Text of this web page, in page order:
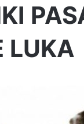
LUKA